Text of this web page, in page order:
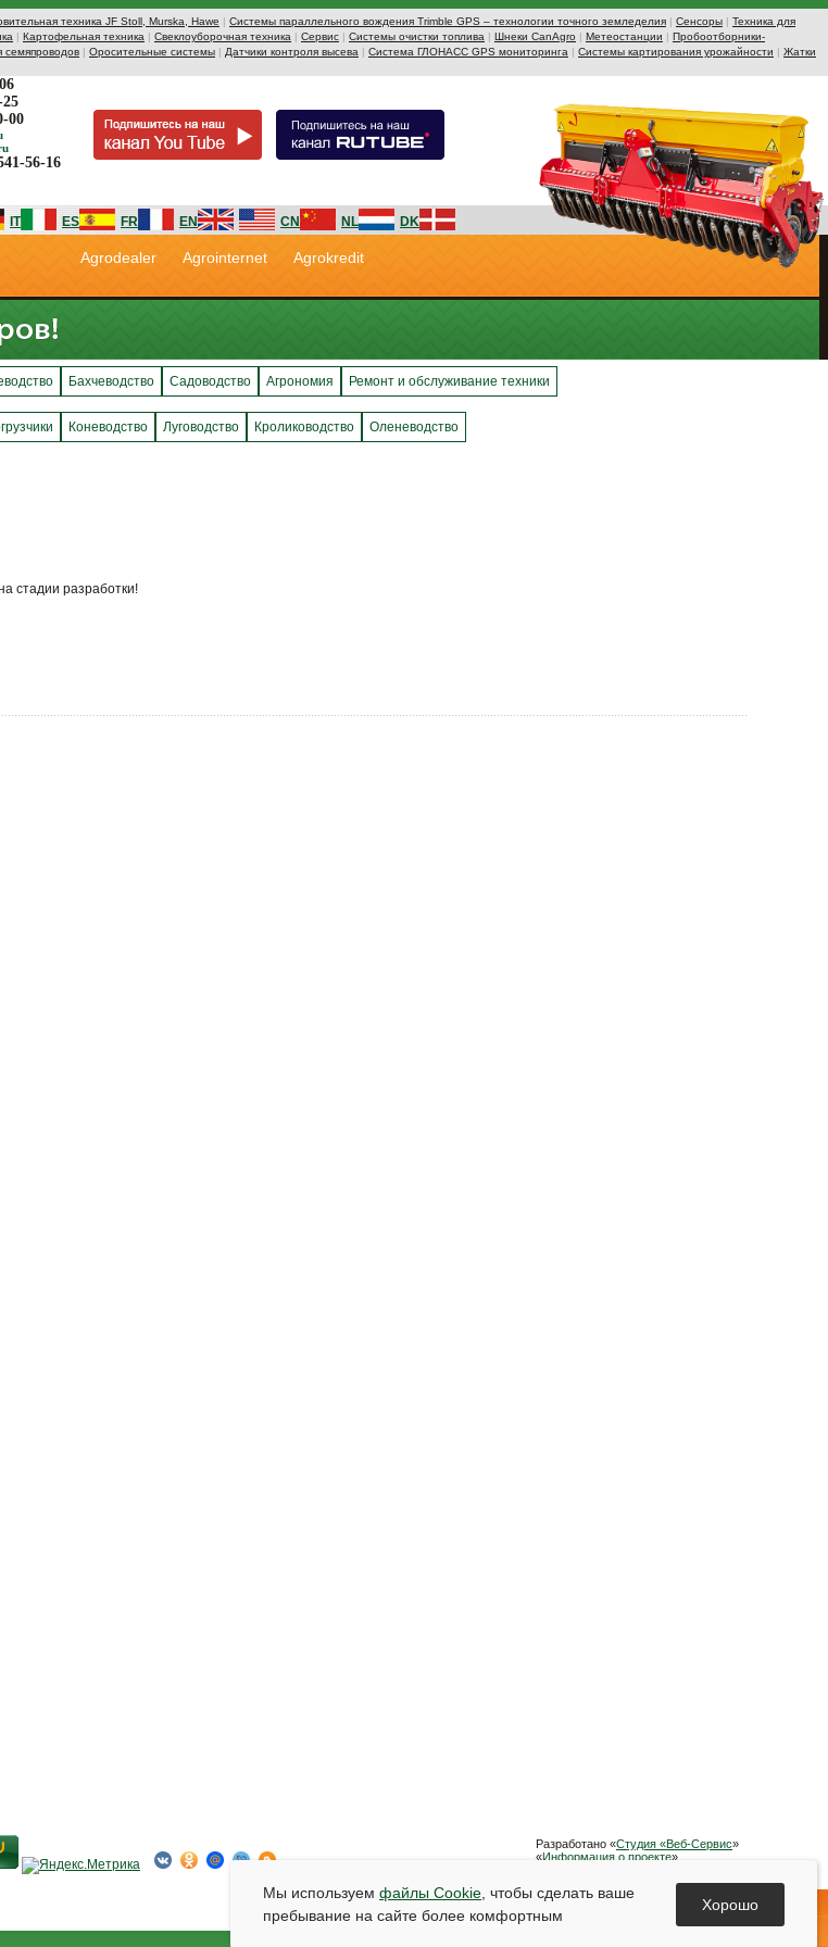
техника JF Stoll, Murska, Hawe | Системы параллельного вождения Trimble GPS – технологии точного земледелия | Сенсоры | Техника для
| Картофельная техника | Свеклоуборочная техника | Сервис | Системы очистки топлива | Шнеки CanAgro | Метеостанции | Пробоотборники-
семяпроводов | Оросительные системы | Датчики контроля высева | Система ГЛОНАСС GPS мониторинга | Системы картирования урожайности | Жатки
25
00
56-16
IT ES FR EN CN NL DK
Agrodealer Agrointernet Agrokredit
Бахчеводство Садоводство Агрономия Ремонт и обслуживание техники
Коневодство Луговодство Кролиководство Оленеводство
стадии разработки!
Разработано «Студия «Веб-Сервис»
«Информация о проекте»
Мы используем файлы Cookie , чтобы сделать ваше
пребывание на сайте более комфортным
Хорошо